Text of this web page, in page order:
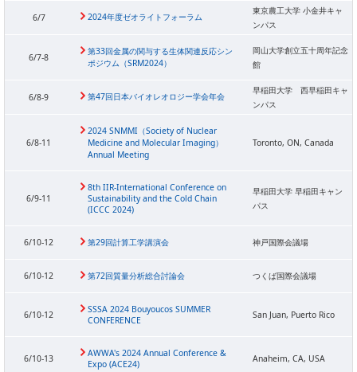
6/7 2024年度ゼオライトフォーラム
東京農工大学 小金井キャ
ンパス
6/7-8
第33回金属の関与する生体関連反応シン
ポジウム（SRM2024）
岡山大学創立五十周年記念
館
6/8-9 第47回日本バイオレオロジー学会年会
早稲田大学 西早稲田キャ
ンパス
6/8-11
2024 SNMMI（Society of Nuclear
Medicine and Molecular Imaging）
Annual Meeting
Toronto, ON, Canada
6/9-11
8th IIR-International Conference on
Sustainability and the Cold Chain
(ICCC 2024)
早稲田大学 早稲田キャン
パス
6/10-12 第29回計算工学講演会 神戸国際会議場
6/10-12 第72回質量分析総合討論会 つくば国際会議場
6/10-12
SSSA 2024 Bouyoucos SUMMER
CONFERENCE
San Juan, Puerto Rico
6/10-13
AWWA's 2024 Annual Conference &
Expo (ACE24)
Anaheim, CA, USA